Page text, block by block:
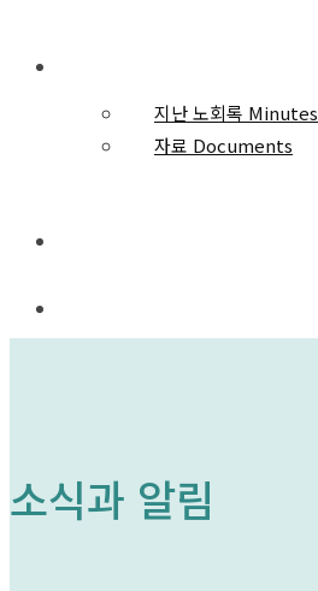
지난 노회록 Minutes
자료 Documents
소식과 알림